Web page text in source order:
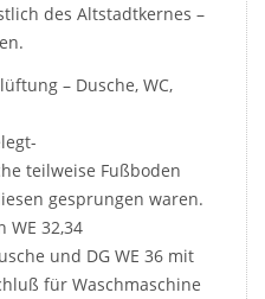
des Altstadtkernes –
– Dusche, WC,
teilweise Fußboden
gesprungen waren.
WE 32,34
und DG WE 36 mit
für Waschmaschine